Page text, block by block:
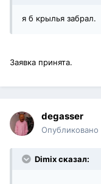
я б крылья забрал.
Заявка принята.
degasser
Опубликовано
Dimix сказал: